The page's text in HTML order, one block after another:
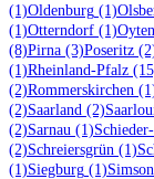
(1)Oldenburg (1)
(1)Otterndorf (1)Oyten
(8)Pirna (3)Poseritz
(1)Rheinland-Pfalz
(2)Rommerskirchen
(2)Saarland (2)
(2)Sarnau (1)
(2)Schreiersgrün (1)
(1)Siegburg (1)Simson